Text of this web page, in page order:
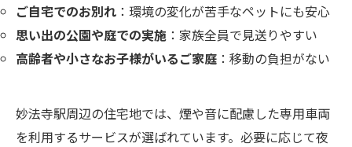
ご自宅でのお別れ ：環境の変化が苦手なペットにも安心
思い出の公園や庭での実施 ：家族全員で見送りやすい
高齢者や小さなお子様がいるご家庭 ：移動の負担がない
妙法寺駅周辺の住宅地では、煙や音に配慮した専用車両
を利用するサービスが選ばれています。必要に応じて夜